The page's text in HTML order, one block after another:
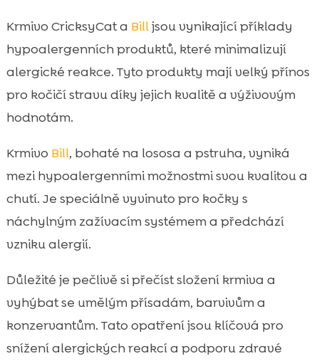
Krmivo CricksyCat a Billjsou vynikající příklady
hypoalergenních produktů, které minimalizují
alergické reakce. Tyto produkty mají velký přínos
pro kočičí stravu díky jejich kvalitě a výživovým
hodnotám.
Krmivo Bill, bohaté na lososa a pstruha, vyniká
mezi hypoalergenními možnostmi svou kvalitou a
chutí. Je speciálně vyvinuto pro kočky s
náchylným zažívacím systémem a předchází
vzniku alergií.
Důležité je pečlivě si přečíst složení krmiva a
vyhýbat se umělým přísadám, barvivům a
konzervantům. Tato opatření jsou klíčová pro
snížení alergických reakcí a podporu zdravé